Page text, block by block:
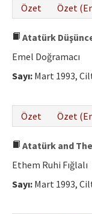
Özet
Özet
Atatürk
Emel Doğramacı
Sayı: Mart 1993,
Özet
Özet
Atatürk and
Ethem Ruhi Fığlalı
Sayı: Mart 1993,